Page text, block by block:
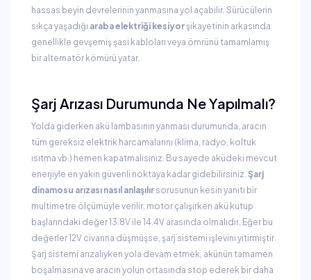
hassas beyin devrelerinin yanmasına yol açabilir. Sürücülerin
sıkça yaşadığı araba elektriği kesiyorşikayetinin arkasında
genellikle gevşemiş şasi kabloları veya ömrünü tamamlamış
bir alternatör kömürü yatar.
Şarj Arızası Durumunda Ne Yapılmalı?
Yolda giderken akü lambasının yanması durumunda, aracın
tüm gereksiz elektrik harcamalarını (klima, radyo, koltuk
ısıtma vb.) hemen kapatmalısınız. Bu sayede aküdeki mevcut
enerjiyle en yakın güvenli noktaya kadar gidebilirsiniz. Şarj
dinamosu arızası nasıl anlaşılır sorusunun kesin yanıtı bir
multimetre ölçümüyle verilir; motor çalışırken akü kutup
başlarındaki değer 13.8V ile 14.4V arasında olmalıdır. Eğer bu
değerler 12V civarına düşmüşse, şarj sistemi işlevini yitirmiştir.
Şarj sistemi arızalıyken yola devam etmek, akünün tamamen
boşalmasına ve aracın yolun ortasında stop ederek bir daha